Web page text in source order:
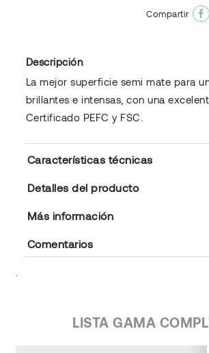
Compartir
Descripción
La mejor superficie semi mate para
brillantes e intensas, con una
Certificado PEFC y FSC.
Características técnicas
Detalles del producto
Más información
Comentarios
LISTA GAMA